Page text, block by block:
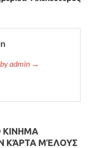
admin →
ΚΙΝΗΜΑ
ΚΆΡΤΑ ΜΈΛΟΥΣ